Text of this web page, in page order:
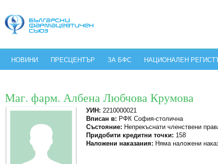
НОВИНИ ПРЕСЦЕНТЪР ЗА БФС НАЦИОНАЛЕН
Маг. фарм. Албена Любчова Крумова
УИН: 2210000021
Вписан в: РФК София-столична
Състояние: Непрекъснати членствени
Придобити кредитни точки: 158
Наложени наказания: Няма наложени